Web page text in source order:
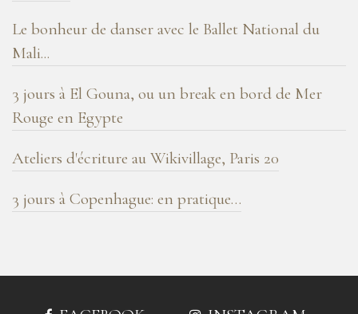
Le bonheur de danser avec le Ballet National du
Mali...
3 jours à El Gouna, ou un break en bord de Mer
Rouge en Egypte
Ateliers d'écriture au Wikivillage, Paris 20
3 jours à Copenhague: en pratique…